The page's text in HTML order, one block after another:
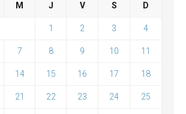
M J V S D
1 2 3 4
7 8 9 10 11
14 15 16 17 18
21 22 23 24 25